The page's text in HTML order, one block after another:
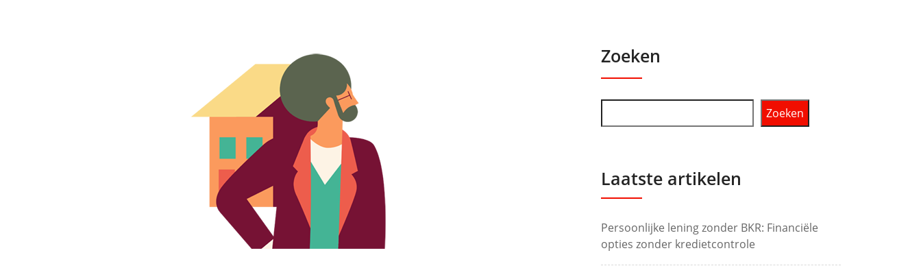
Zoeken
Zoeken
Laatste artikelen
Persoonlijke lening zonder BKR: Financiële
opties zonder kredietcontrole